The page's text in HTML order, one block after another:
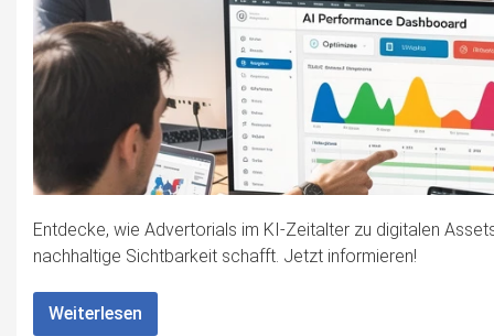
Entdecke, wie Advertorials im KI-Zeitalter zu digitalen
nachhaltige Sichtbarkeit schafft. Jetzt informieren!
Weiterlesen